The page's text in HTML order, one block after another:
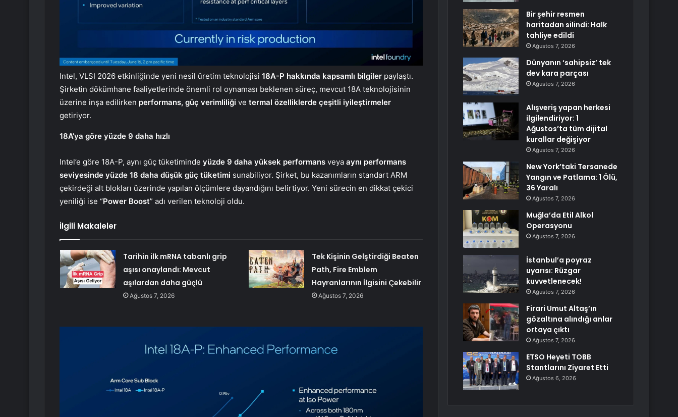
Intel, VLSI 2026 etkinliğinde yeni nesil üretim teknolojisi 18A-P hakkında kapsamlı bilgiler paylaştı.
Şirketin dökümhane faaliyetlerinde önemli rol oynaması beklenen süreç, mevcut 18A teknolojisinin
üzerine inşa edilirken performans, güç verimliliği ve termal özelliklerde çeşitli iyileştirmeler
getiriyor.
18A’ya göre yüzde 9 daha hızlı
Intel’e göre 18A-P, aynı güç tüketiminde yüzde 9 daha yüksek performans veya aynı performans
seviyesinde yüzde 18 daha düşük güç tüketimi sunabiliyor. Şirket, bu kazanımların standart ARM
çekirdeği alt blokları üzerinde yapılan ölçümlere dayandığını belirtiyor. Yeni sürecin en dikkat çekici
yeniliği ise “Power Boost” adı verilen teknoloji oldu.
İlgili Makaleler
Tarihin ilk mRNA tabanlı grip
aşısı onaylandı: Mevcut
aşılardan daha güçlü
Ağustos 7, 2026
Tek Kişinin Gelştirdiği Beaten
Path, Fire Emblem
Hayranlarının İlgisini Çekebilir
Ağustos 7, 2026
Bir şehir resmen
haritadan silindi: Halk
tahliye edildi
Ağustos 7, 2026
Dünyanın ‘sahipsiz’ tek
dev kara parçası
Ağustos 7, 2026
Alışveriş yapan herkesi
ilgilendiriyor: 1
Ağustos’ta tüm dijital
kurallar değişiyor
Ağustos 7, 2026
New York’taki Tersanede
Yangın ve Patlama: 1 Ölü,
36 Yaralı
Ağustos 7, 2026
Muğla’da Etil Alkol
Operasyonu
Ağustos 7, 2026
İstanbul’a poyraz
uyarısı: Rüzgar
kuvvetlenecek!
Ağustos 7, 2026
Firari Umut Altaş’ın
gözaltına alındığı anlar
ortaya çıktı
Ağustos 7, 2026
ETSO Heyeti TOBB
Stantlarını Ziyaret Etti
Ağustos 6, 2026